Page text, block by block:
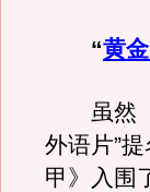
“黄
虽然
外语片”
甲》入围